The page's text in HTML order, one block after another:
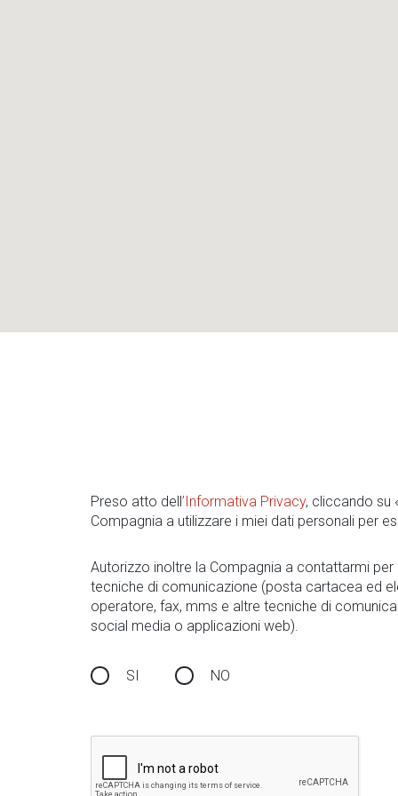
Preso atto dell’Informativa Privacy, cliccando su
Compagnia a utilizzare i miei dati personali per
Autorizzo inoltre la Compagnia a contattarmi
tecniche di comunicazione (posta cartacea ed
operatore, fax, mms e altre tecniche di
social media o applicazioni web).
SI NO